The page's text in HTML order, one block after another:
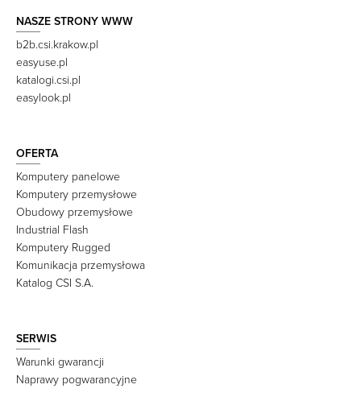
NASZE STRONY WWW
b2b.csi.krakow.pl
easyuse.pl
katalogi.csi.pl
easylook.pl
OFERTA
Komputery panelowe
Komputery przemysłowe
Obudowy przemysłowe
Industrial Flash
Komputery Rugged
Komunikacja przemysłowa
Katalog CSI S.A.
SERWIS
Warunki gwarancji
Naprawy pogwarancyjne